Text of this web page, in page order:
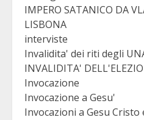
IMPERO SATANICO DA
LISBONA
interviste
Invalidita' dei riti degli
INVALIDITA'
Invocazione
Invocazione a Gesu'
Invocazioni a Gesu Cristo